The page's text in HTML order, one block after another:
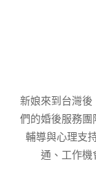
新娘來到台灣
們的婚後服務
輔導與心理支
通、工作機